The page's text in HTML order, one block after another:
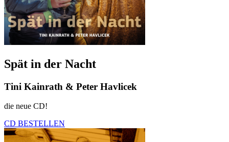
Spät in der Nacht
Tini Kainrath & Peter Havlicek
die neue CD!
CD BESTELLEN